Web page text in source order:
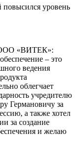
повысился уровень
ООО «ВИТЕК»:
– это
ведения
облегчает
учредителю
Германовичу за
а также хотел
за создание
и желаю